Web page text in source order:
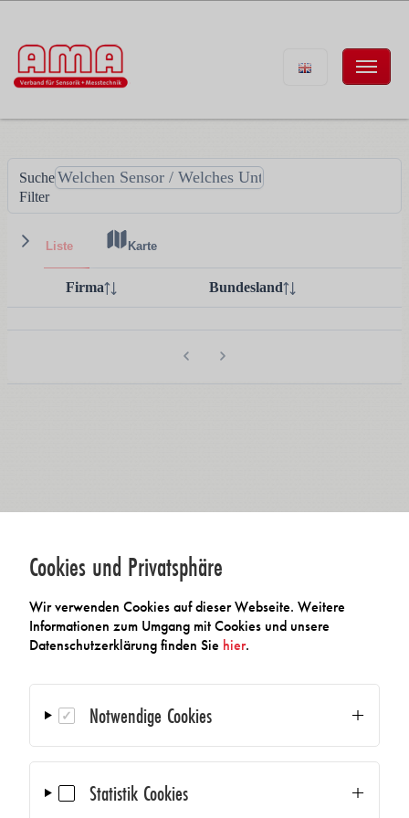
Cookies und Privatsphäre
Wir verwenden Cookies auf dieser Webseite. Weitere
Informationen zum Umgang mit Cookies und unsere
Datenschutzerklärung finden Sie hier.
Notwendige Cookies
Statistik Cookies